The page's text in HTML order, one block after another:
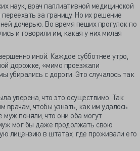
наук, врач паллиативной медицинской
за границу. Но их решение
дочерью. Во время пеших прогулок по
и говорили им, какая у них милая
иной. Каждое субботнее утро,
дорожке, «мимо проезжали
убирались с дороги. Это случалось так
уверена, что это осуществимо. Так
врачам, чтобы узнать, как им удалось
поняли, что они оба могут
мог бы даже продолжать свою
лицензию в штатах, где проживали его